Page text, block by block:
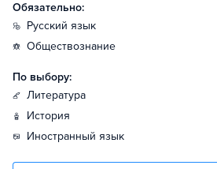
Обязательно:
русский язык
обществознание
По выбору:
литература
история
иностранный язык